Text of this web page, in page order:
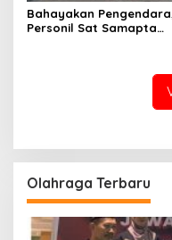
Bahayakan
Personil Sat Samapta
Olahraga Terbaru